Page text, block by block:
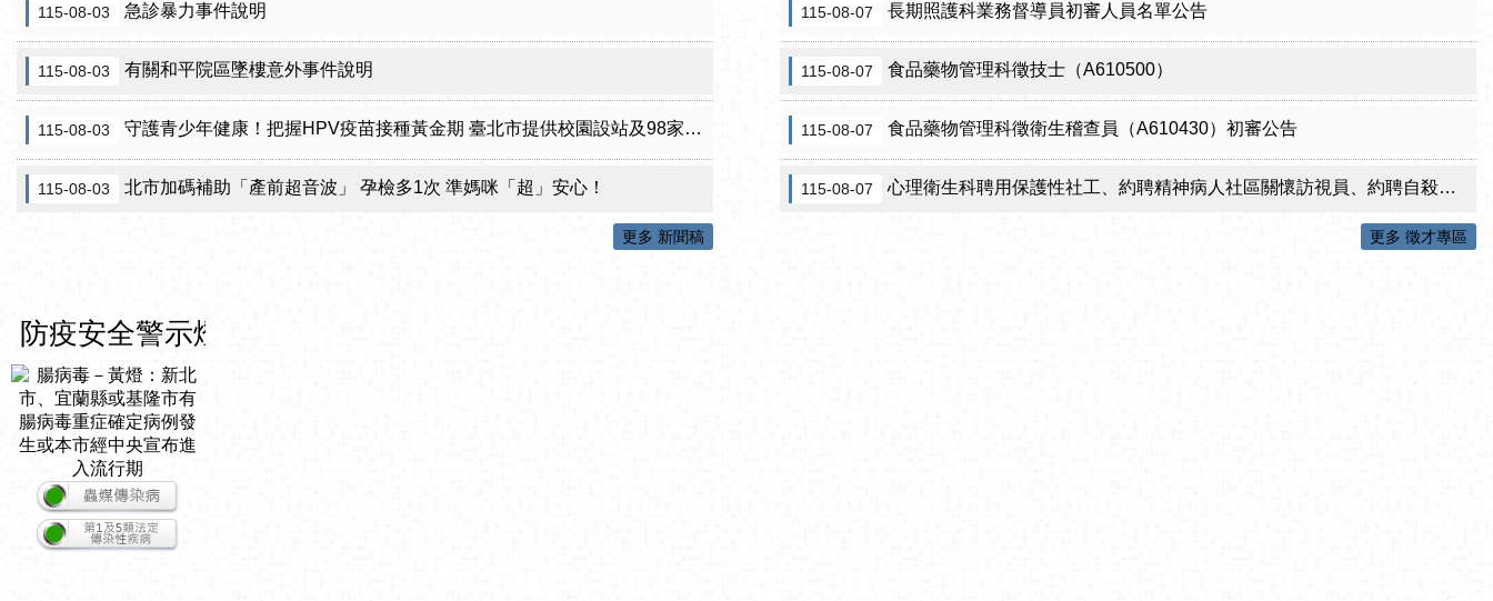
115-08-03 急診暴力事件說明
115-08-03 有關和平院區墜樓意外事件說明
115-08-03 守護青少年健康！把握HPV疫苗接種黃金期 臺北市提供校園設站及98家合約院所接種服務
115-08-03 北市加碼補助「產前超音波」 孕檢多1次 準媽咪「超」安心！
更多 新聞稿
115-08-07 長期照護科業務督導員初審人員名單公告
115-08-07 食品藥物管理科徵技士（A610500）
115-08-07 食品藥物管理科徵衛生稽查員（A610430）初審公告
115-08-07 心理衛生科聘用保護性社工、約聘精神病人社區關懷訪視員、約聘自殺關懷訪視員等5項職稱甄試結果公告
更多 徵才專區
防疫安全警示燈號